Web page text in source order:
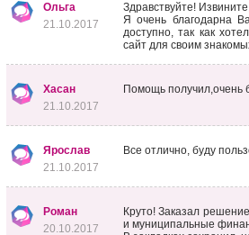
Ольга
21.10.2017
Здравствуйте!
Я очень благодарна
доступно, так как
сайт для своим
Хасан
21.10.2017
Помощь получил,очень
Ярослав
21.10.2017
Все отлично, буду
Роман
20.10.2017
Круто! Заказал
и муниципальные